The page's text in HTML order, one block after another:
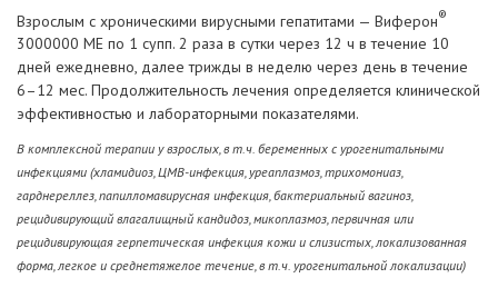
Взрослым с хроническими вирусными гепатитами — Виферон®
3000000 МЕ по 1 супп. 2 раза в сутки через 12 ч в течение 10
дней ежедневно, далее трижды в неделю через день в течение
6–12 мес. Продолжительность лечения определяется клинической
эффективностью и лабораторными показателями.
В комплексной терапии у взрослых, в т.ч. беременных с урогенитальными
инфекциями (хламидиоз, ЦМВ-инфекция, уреаплазмоз, трихомониаз,
гарднереллез, папилломавирусная инфекция, бактериальный вагиноз,
рецидивирующий влагалищный кандидоз, микоплазмоз, первичная или
рецидивирующая герпетическая инфекция кожи и слизистых, локализованная
форма, легкое и среднетяжелое течение, в т.ч. урогенитальной локализации)